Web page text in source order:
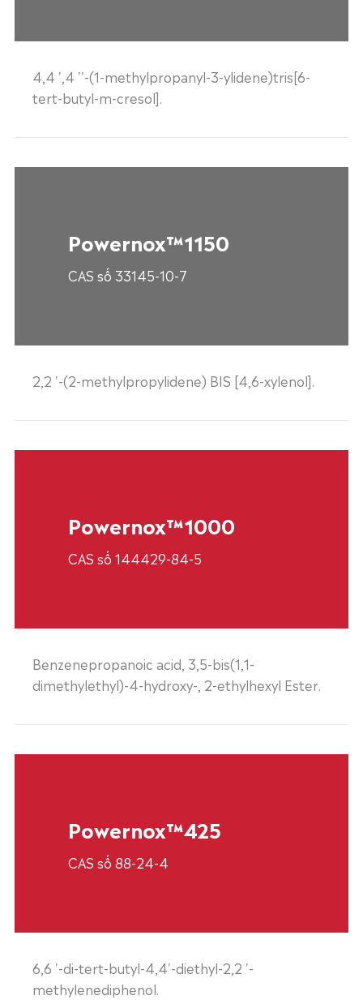
4,4 ',4 ''-(1-methylpropanyl-3-ylidene)tris[6-
tert-butyl-m-cresol].
Powernox™1150
CAS số 33145-10-7
2,2 '-(2-methylpropylidene) BIS [4,6-xylenol].
Powernox™1000
CAS số 144429-84-5
Benzenepropanoic acid, 3,5-bis(1,1-
dimethylethyl)-4-hydroxy-, 2-ethylhexyl Ester.
Powernox™425
CAS số 88-24-4
6,6 '-di-tert-butyl-4,4'-diethyl-2,2 '-
methylenediphenol.